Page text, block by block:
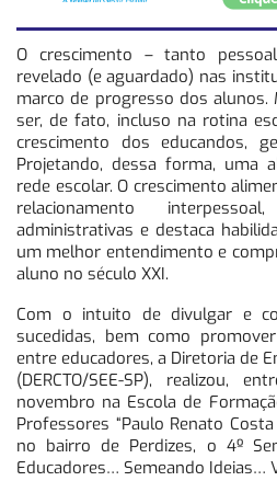
O crescimento – tanto
revelado (e aguardado) nas
marco de progresso dos alunos.
ser, de fato, incluso na rotina
crescimento dos educandos,
Projetando, dessa forma, uma
rede escolar. O crescimento
relacionamento
administrativas e destaca
um melhor entendimento e
aluno no século XXI.
Com o intuito de divulgar e
sucedidas, bem como
entre educadores, a Diretoria de
(DERCTO/SEE-SP), realizou,
novembro na Escola de
Professores “Paulo Renato Costa
no bairro de Perdizes, o 4º
Educadores… Semeando Ideias…